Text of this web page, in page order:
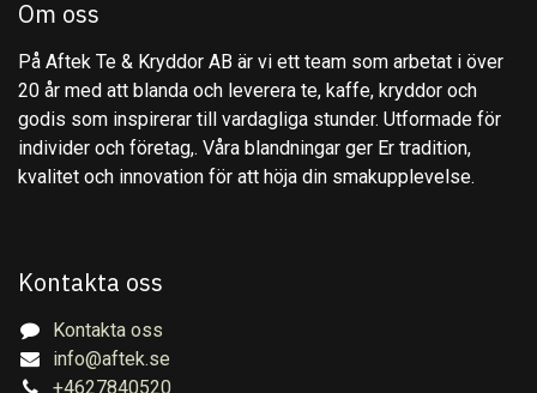
Om oss
På Aftek Te & Kryddor AB är vi ett team som arbetat i över
20 år med att blanda och leverera te, kaffe, kryddor och
godis som inspirerar till vardagliga stunder. Utformade för
individer och företag,. Våra blandningar ger Er tradition,
kvalitet och innovation för att höja din smakupplevelse.
Kontakta oss
Kontakta oss
info@aftek.se
+4627840520